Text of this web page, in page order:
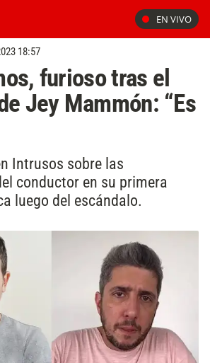
EN VIVO
18:57
furioso tras el
Jey Mammón: “Es
Intrusos sobre las
conductor en su primera
luego del escándalo.